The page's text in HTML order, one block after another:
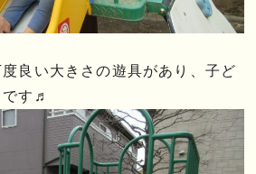
良い大きさの遊具があり、子ど
です♬